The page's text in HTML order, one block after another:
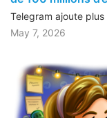
Telegram ajoute
May 7, 2026